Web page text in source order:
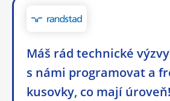
Máš rád technické
s námi programovat a
kusovky, co mají úroveň!